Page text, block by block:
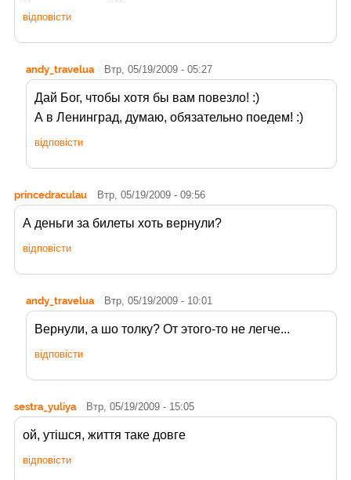
відповісти
andy_travelua Втр, 05/19/2009 - 05:27
Дай Бог, чтобы хотя бы вам повезло! :)
А в Ленинград, думаю, обязательно поедем! :)
відповісти
princedraculau Втр, 05/19/2009 - 09:56
А деньги за билеты хоть вернули?
відповісти
andy_travelua Втр, 05/19/2009 - 10:01
Вернули, а шо толку? От этого-то не легче...
відповісти
sestra_yuliya Втр, 05/19/2009 - 15:05
ой, утішся, життя таке довге
відповісти